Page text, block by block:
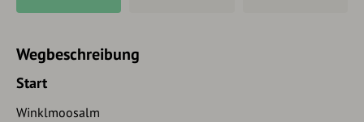
Wegbeschreibung
Start
Winklmoosalm